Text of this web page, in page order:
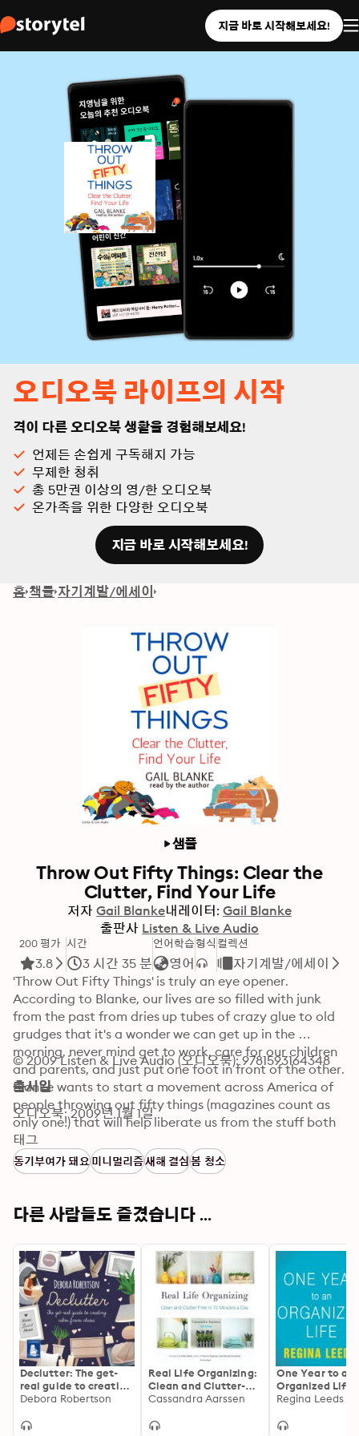
지금 바로 시작해보세요!
오디오북 라이프의 시작
격이 다른 오디오북 생활을 경험해보세요!
언제든 손쉽게 구독해지 가능
무제한 청취
총 5만권 이상의 영/한 오디오북
온가족을 위한 다양한 오디오북
지금 바로 시작해보세요!
홈 책들 자기계발/에세이
샘플
Throw Out Fifty Things: Clear the
Clutter, Find Your Life
저자 Gail Blanke내레이터: Gail Blanke
출판사 Listen & Live Audio
200 평가
3.8
시간
3 시간 35 분
언어학습
영어
형식 컬렉션
자기계발/에세이
'Throw Out Fifty Things' is truly an eye opener.
According to Blanke, our lives are so filled with junk
from the past from dries up tubes of crazy glue to old
grudges that it's a wonder we can get up in the
morning, never mind get to work, care for our children
and parents, and just put one foot in front of the other.
Blanke wants to start a movement across America of
people throwing out fifty things (magazines count as
only one!) that will help liberate us from the stuff both
physical and mental that clutters our lives. It’s the
physical stuff that keeps us from being happy and
calm in our house not to mention keeps us from finding
that drags us down and holds us back from living the
that remind us of failed relationships, bad jobs, etc.,
then she'll help us figure out what to keep so we can
move forward and find out who we really are!
© 2009 Listen & Live Audio (오디오북): 9781593164348
출시일
오디오북: 2009년 1월 1일
태그
동기부여가 돼요미니멀리즘새해 결심봄 청소
다른 사람들도 즐겼습니다 ...
Declutter: The get-
real guide to creating
calm from chaos
Debora Robertson
Real Life Organizing:
Clean and Clutter-
Free in 15 Minutes a
Cassandra Aarssen
One Year to an
Organized Life:
Your Closets to
by-Week Guide
Regina Leeds